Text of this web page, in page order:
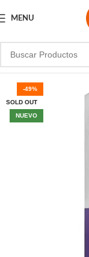
MENU
-49%
SOLD OUT
NUEVO